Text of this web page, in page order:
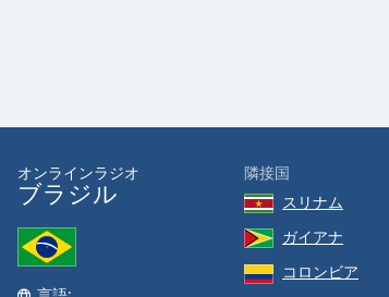
of
window.
Escape
will
cancel
and
オンラインラジオ
ブラジル
隣接国
スリナム
ガイアナ
コロンビア